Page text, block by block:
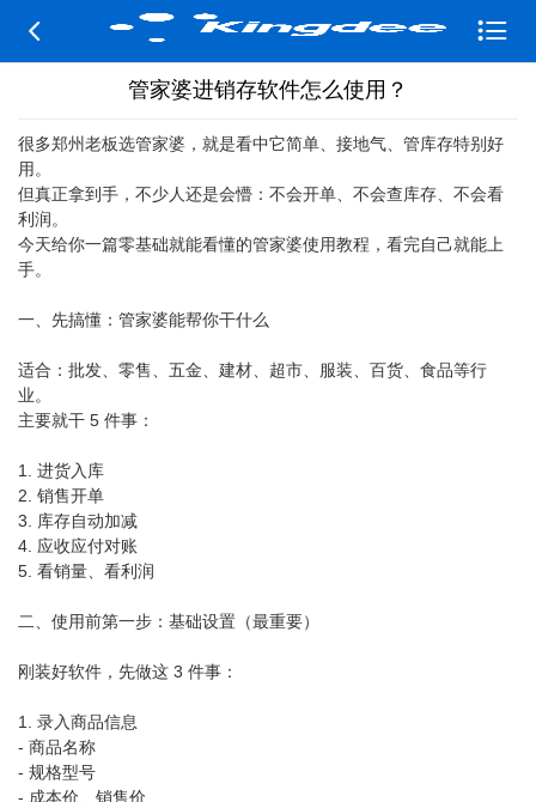
 
管家婆进销存软件怎么使用？
很多郑州老板选管家婆，就是看中它简单、接地气、管库存特别好
用。
但真正拿到手，不少人还是会懵：不会开单、不会查库存、不会看
利润。
今天给你一篇零基础就能看懂的管家婆使用教程，看完自己就能上
手。
一、先搞懂：管家婆能帮你干什么
适合：批发、零售、五金、建材、超市、服装、百货、食品等行
业。
主要就干 5 件事：
1. 进货入库
2. 销售开单
3. 库存自动加减
4. 应收应付对账
5. 看销量、看利润
二、使用前第一步：基础设置（最重要）
刚装好软件，先做这 3 件事：
1. 录入商品信息
- 商品名称
- 规格型号
- 成本价、销售价